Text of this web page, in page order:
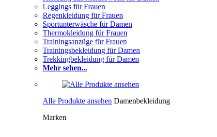
Leggings für Frauen
Regenkleidung für Frauen
Sportunterwäsche für Damen
Thermokleidung für Frauen
Trainingsanzüge für Frauen
Trainingsbekleidung für Damen
Trekkingbekleidung für Damen
Mehr sehen...
Alle Produkte ansehen Damenbekleidung
Marken